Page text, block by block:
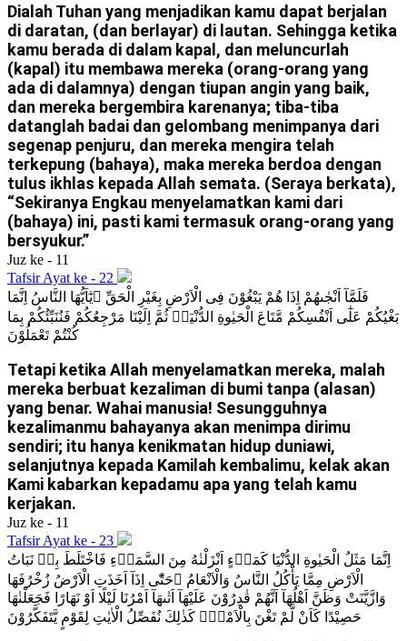
Dialah Tuhan yang menjadikan kamu dapat berjalan
di daratan, (dan berlayar) di lautan. Sehingga ketika
kamu berada di dalam kapal, dan meluncurlah
(kapal) itu membawa mereka (orang-orang yang
ada di dalamnya) dengan tiupan angin yang baik,
dan mereka bergembira karenanya; tiba-tiba
datanglah badai dan gelombang menimpanya dari
segenap penjuru, dan mereka mengira telah
terkepung (bahaya), maka mereka berdoa dengan
tulus ikhlas kepada Allah semata. (Seraya berkata),
“Sekiranya Engkau menyelamatkan kami dari
(bahaya) ini, pasti kami termasuk orang-orang yang
bersyukur.”
Juz ke - 11
Tafsir Ayat ke - 22
فَلَمَّآ اَنْجٰىهُمْ اِذَا هُمْ يَبْغُوْنَ فِى الْاَرْضِ بِغَيْرِ الْحَقِّ ۗيٰٓاَيُّهَا النَّاسُ اِنَّمَا
بَغْيُكُمْ عَلٰٓى اَنْفُسِكُمْ مَّتَاعَ الْحَيٰوةِ الدُّنْيَاۖ ثُمَّ اِلَيْنَا مَرْجِعُكُمْ فَنُنَبِّئُكُمْ بِمَا
كُنْتُمْ تَعْمَلُوْنَ
Tetapi ketika Allah menyelamatkan mereka, malah
mereka berbuat kezaliman di bumi tanpa (alasan)
yang benar. Wahai manusia! Sesungguhnya
kezalimanmu bahayanya akan menimpa dirimu
sendiri; itu hanya kenikmatan hidup duniawi,
selanjutnya kepada Kamilah kembalimu, kelak akan
Kami kabarkan kepadamu apa yang telah kamu
kerjakan.
Juz ke - 11
Tafsir Ayat ke - 23
اِنَّمَا مَثَلُ الْحَيٰوةِ الدُّنْيَا كَمَاۤءٍ اَنْزَلْنٰهُ مِنَ السَّمَاۤءِ فَاخْتَلَطَ بِهٖ نَبَاتُ
الْاَرْضِ مِمَّا يَأْكُلُ النَّاسُ وَالْاَنْعَامُ ۗحَتّٰٓى اِذَآ اَخَذَتِ الْاَرْضُ زُخْرُفَهَا
وَازَّيَّنَتْ وَظَنَّ اَهْلُهَآ اَنَّهُمْ قٰدِرُوْنَ عَلَيْهَآ اَتٰىهَآ اَمْرُنَا لَيْلًا اَوْ نَهَارًا فَجَعَلْنٰهَا
حَصِيْدًا كَاَنْ لَّمْ تَغْنَ بِالْاَمْسِۗ كَذٰلِكَ نُفَصِّلُ الْاٰيٰتِ لِقَوْمٍ يَّتَفَكَّرُوْنَ